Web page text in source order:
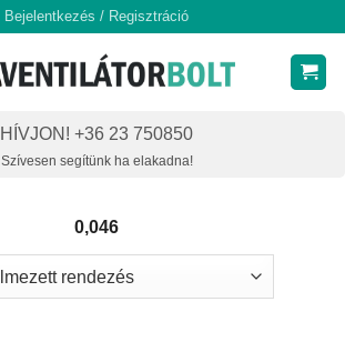
Bejelentkezés / Regisztráció
HÍVJON! +36 23 750850
Szívesen segítünk ha elakadna!
0,046